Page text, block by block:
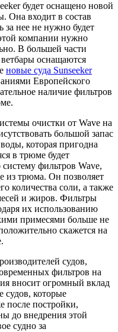
будет оснащено новой
Она входит в состав
за нее не нужно будет
компании нужно
В большей части
оснащаются
новые суда Sunseeker
Европейского
наличие фильтров
очистки от Wave на
большой запас
которая пригодна
в трюме будет
фильтров Wave,
из трюма. Он позволяет
количества соли, а также
и жиров. Фильтры
их использованию
примесями больше не
скажется на
судов,
фильтров на
вносит огромный вклад
судов, которые
после постройки,
до внедрения этой
судно за